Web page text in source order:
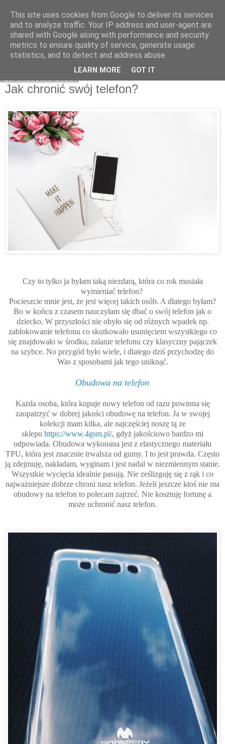
Klaudia Anna
Jak chronić swój telefon?
Czy to tylko ja byłam taką niezdarą, która co rok musiała
wymieniać telefon?
Pocieszcie mnie jest, że jest więcej takich osób. A dlatego byłam?
Bo w końcu z czasem nauczyłam się dbać o swój telefon jak o
dziecko. W przyszłości nie obyło się od różnych wpadek np.
zablokowanie telefonu co skutkowało usunięciem wszystkiego co
się znajdowało w środku, zalanie telefonu czy klasyczny pajączek
na szybce. No przygód było wiele, i dlatego dziś przychodzę do
Was z sposobami jak tego uniknąć.
Obudowa na telefon
Każda osoba, która kupuje nowy telefon od razu powinna się
zaopatrzyć w dobrej jakości obudowę na telefon. Ja w swojej
kolekcji mam kilka, ale najczęściej noszę tą ze
sklepu https://www.4gsm.pl/, gdyż jakościowo bardzo mi
odpowiada. Obudowa wykonana jest z elastycznego materiału
TPU, która jest znacznie trwalsza od gumy. I to jest prawda. Często
ją zdejmuję, nakładam, wyginam i jest nadal w niezmiennym stanie.
Wszystkie wycięcia idealnie pasują. Nie ześlizguję się z rąk i co
najważniejsze dobrze chroni nasz telefon. Jeżeli jeszcze ktoś nie ma
obudowy na telefon to polecam zajrzeć. Nie kosztuję fortunę a
może uchronić nasz telefon.
This site uses cookies from Google to deliver its services
and to analyze traffic. Your IP address and user-agent are
shared with Google along with performance and security
metrics to ensure quality of service, generate usage
statistics, and to detect and address abuse.
LEARN MORE GOT IT